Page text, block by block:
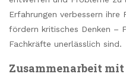
Erfahrungen verbessern ihre
fördern kritisches Denken –
Fachkräfte unerlässlich sind.
Zusammenarbeit